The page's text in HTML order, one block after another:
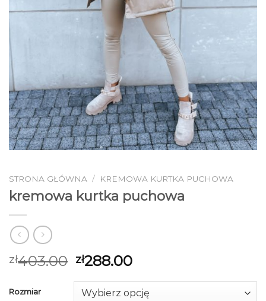
STRONA GŁÓWNA / KREMOWA KURTKA PUCHOWA
kremowa kurtka puchowa
zł403.00 zł288.00
Rozmiar